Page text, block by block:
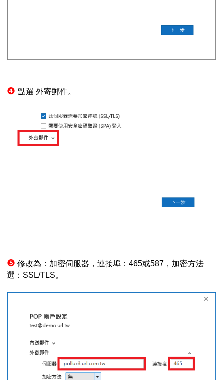
❹ 點選 外寄郵件。
❺ 修改為：加密伺服器，連接埠： 465或587 ，加密方法
選： SSL/TLS。